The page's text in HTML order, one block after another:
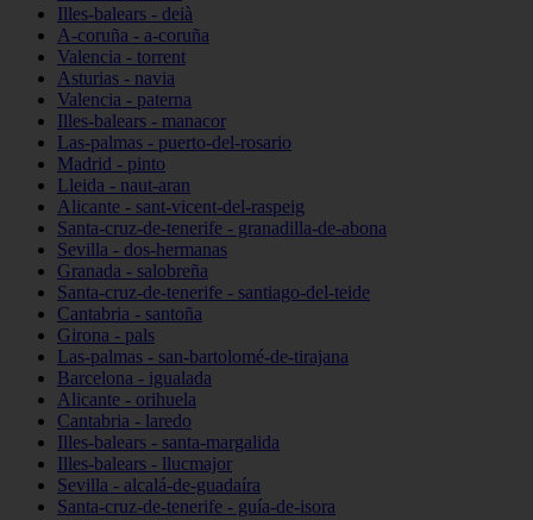
Illes-balears - deià
A-coruña - a-coruña
Valencia - torrent
Asturias - navia
Valencia - paterna
Illes-balears - manacor
Las-palmas - puerto-del-rosario
Madrid - pinto
Lleida - naut-aran
Alicante - sant-vicent-del-raspeig
Santa-cruz-de-tenerife - granadilla-de-abona
Sevilla - dos-hermanas
Granada - salobreña
Santa-cruz-de-tenerife - santiago-del-teide
Cantabria - santoña
Girona - pals
Las-palmas - san-bartolomé-de-tirajana
Barcelona - igualada
Alicante - orihuela
Cantabria - laredo
Illes-balears - santa-margalida
Illes-balears - llucmajor
Sevilla - alcalá-de-guadaíra
Santa-cruz-de-tenerife - guía-de-isora